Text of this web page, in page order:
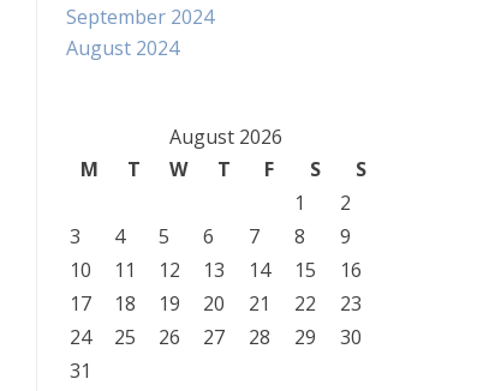
September 2024
August 2024
August 2026
M
T W T F S
S
1
2
3
4 5 6 7 8
9
10
11 12 13 14 15
16
17
18 19 20 21 22
23
24
25 26 27 28 29
30
31